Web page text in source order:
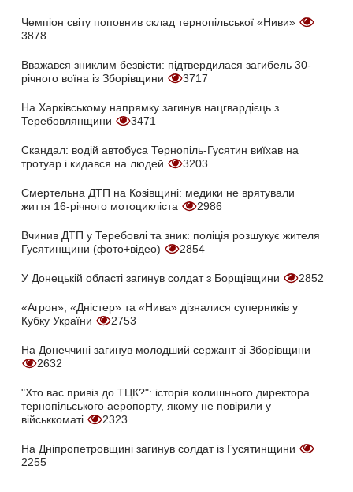
Чемпіон світу поповнив склад тернопільської «Ниви»
3878
Вважався зниклим безвісти: підтвердилася загибель 30-
річного воїна із Зборівщини
3717
На Харківському напрямку загинув нацгвардієць з
Теребовлянщини
3471
Скандал: водій автобуса Тернопіль-Гусятин виїхав на
тротуар і кидався на людей
3203
Смертельна ДТП на Козівщині: медики не врятували
життя 16-річного мотоцикліста
2986
Вчинив ДТП у Теребовлі та зник: поліція розшукує жителя
Гусятинщини (фото+відео)
2854
У Донецькій області загинув солдат з Борщівщини 2852
«Агрон», «Дністер» та «Нива» дізналися суперників у
Кубку України
2753
На Донеччині загинув молодший сержант зі Зборівщини
2632
"Хто вас привіз до ТЦК?": історія колишнього директора
тернопільського аеропорту, якому не повірили у
військкоматі
2323
На Дніпропетровщині загинув солдат із Гусятинщини
2255